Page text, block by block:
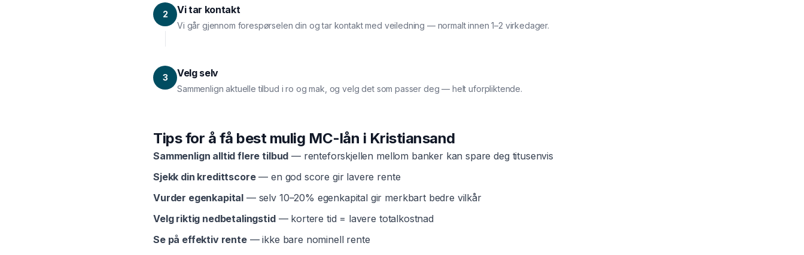
2 Vi tar kontakt
Vi går gjennom forespørselen din og tar kontakt med veiledning — normalt innen 1–2 virkedager.
3 Velg selv
Sammenlign aktuelle tilbud i ro og mak, og velg det som passer deg — helt uforpliktende.
Tips for å få best mulig MC-lån i Kristiansand
Sammenlign alltid flere tilbud — renteforskjellen mellom banker kan spare deg titusenvis
Sjekk din kredittscore— en god score gir lavere rente
Vurder egenkapital — selv 10–20% egenkapital gir merkbart bedre vilkår
Velg riktig nedbetalingstid— kortere tid = lavere totalkostnad
Se på effektiv rente— ikke bare nominell rente